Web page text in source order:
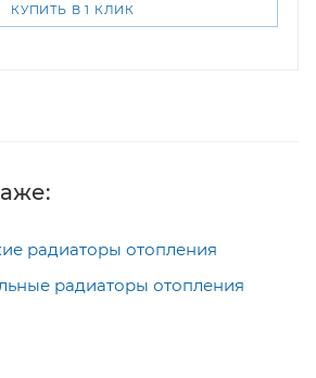
КУПИТЬ В 1 КЛИК
радиаторы отопления
радиаторы отопления